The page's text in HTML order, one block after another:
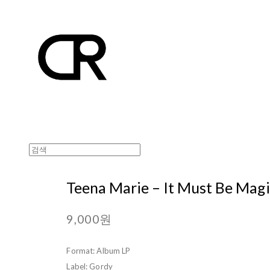
Teena Marie – It Must Be
9,000원
Format: Album LP
Label: Gordy